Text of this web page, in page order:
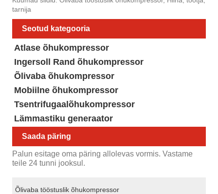
tarnija
Seotud kategooria
Atlase õhukompressor
Ingersoll Rand õhukompressor
Õlivaba õhukompressor
Mobiilne õhukompressor
Tsentrifugaalõhukompressor
Lämmastiku generaator
Saada päring
Palun esitage oma päring allolevas vormis. Vastame
teile 24 tunni jooksul.